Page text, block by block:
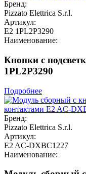
Бренд:
Pizzato Elettrica S.r.l.
Артикул:
E2 1PL2P3290
Наименование:
Кнопки с
1PL2P3290
Подробнее
Бренд:
Pizzato Elettrica S.r.l.
Артикул:
E2 AC-DXBC1227
Наименование: